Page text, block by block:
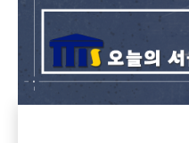
Skip
content